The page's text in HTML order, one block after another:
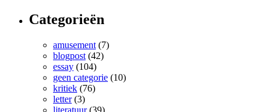
Categorieën
amusement (7)
blogpost (42)
essay (104)
geen categorie (10)
kritiek (76)
letter(3)
literatuur(39)